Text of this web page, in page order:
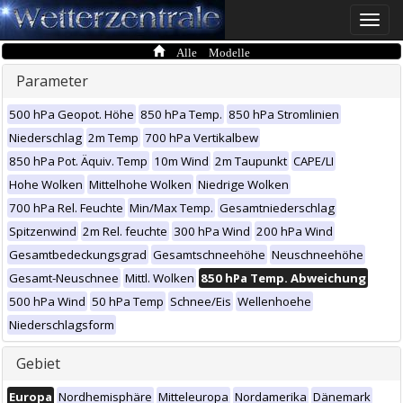
Toggle
Alle Modelle
Parameter
500 hPa Geopot. Höhe 850 hPa Temp. 850 hPa Stromlinien
Niederschlag 2m Temp 700 hPa Vertikalbew
850 hPa Pot. Äquiv. Temp 10m Wind 2m Taupunkt CAPE/LI
Hohe Wolken Mittelhohe Wolken Niedrige Wolken
700 hPa Rel. Feuchte Min/Max Temp. Gesamtniederschlag
Spitzenwind 2m Rel. feuchte 300 hPa Wind 200 hPa Wind
Gesamtbedeckungsgrad Gesamtschneehöhe Neuschneehöhe
Gesamt-Neuschnee Mittl. Wolken 850 hPa Temp. Abweichung
500 hPa Wind 50 hPa Temp Schnee/Eis Wellenhoehe
Niederschlagsform
Gebiet
Europa Nordhemisphäre Mitteleuropa Nordamerika Dänemark